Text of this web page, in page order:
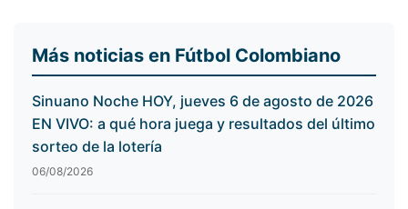
Más noticias en Fútbol Colombiano
Sinuano Noche HOY, jueves 6 de agosto de 2026
EN VIVO: a qué hora juega y resultados del último
sorteo de la lotería
06/08/2026